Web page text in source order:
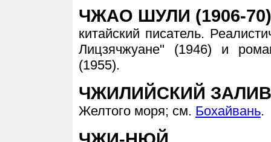
ЧЖАО ШУЛИ (1906-70)
китайский писатель.
Лицзячжуане" (1946) и
(1955).
ЧЖИЛИЙСКИЙ ЗАЛИВ
Желтого моря; см. Бохайвань.